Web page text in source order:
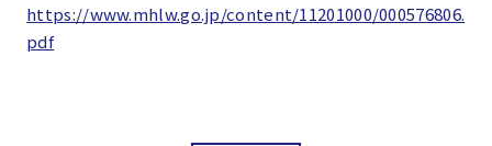
https://www.mhlw.go.jp/content/11201000/000576806.
pdf